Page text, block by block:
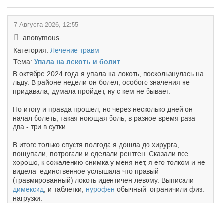
7 Августа 2026, 12:55
anonymous
Категория: Лечение травм
Тема: Упала на локоть и болит
В октябре 2024 года я упала на локоть, поскользнулась на
льду. В районе недели он болел, особого значения не
придавала, думала пройдёт, ну с кем не бывает.
По итогу и правда прошел, но через несколько дней он
начал болеть, такая ноющая боль, в разное время раза
два - три в сутки.
В итоге только спустя полгода я дошла до хирурга,
пощупали, потрогали и сделали рентген. Сказали все
хорошо, к сожалению снимка у меня нет, я его толком и не
видела, единственное услышала что правый
(травмированный) локоть идентичен левому. Выписали
димексид , и таблетки, нурофен обычный, ограничили физ.
нагрузки.